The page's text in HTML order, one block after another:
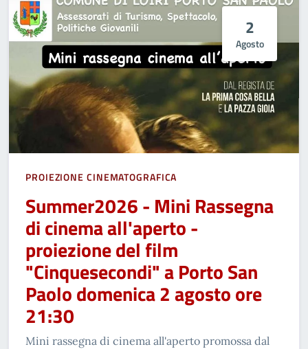
2
Agosto
PROIEZIONE CINEMATOGRAFICA
Summer2026 - Mini Rassegna
di cinema all'aperto -
proiezione del film
"Cinquesecondi" a Porto San
Paolo domenica 2 agosto ore
21:30
Mini rassegna di cinema all'aperto promossa dal